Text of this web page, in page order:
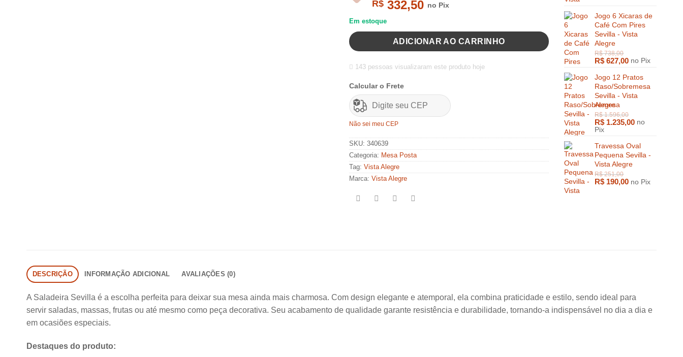
R$399,00
R$ 332,50 no Pix
Em estoque
ADICIONAR AO CARRINHO
143 pessoas visualizaram este produto hoje
Calcular o Frete
Não sei meu CEP
SKU: 340639
Categoria: Mesa Posta
Tag: Vista Alegre
Marca: Vista Alegre
Jogo 6 Xicaras de
Café Com Pires
Sevilla - Vista
Alegre
R$ 627,00 no Pix
Jogo 12 Pratos
Raso/Sobremesa
Sevilla - Vista
Alegre
R$ 1.235,00 no
Pix
Travessa Oval
Pequena Sevilla -
Vista Alegre
R$ 190,00 no Pix
DESCRIÇÃO INFORMAÇÃO ADICIONAL AVALIAÇÕES (0)
A Saladeira Sevilla é a escolha perfeita para deixar sua mesa ainda mais charmosa. Com design elegante e atemporal, ela combina praticidade e estilo, sendo ideal para
servir saladas, massas, frutas ou até mesmo como peça decorativa. Seu acabamento de qualidade garante resistência e durabilidade, tornando-a indispensável no dia a dia e
em ocasiões especiais.
Destaques do produto: